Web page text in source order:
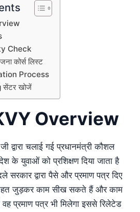
Check
कोर्स लिस्ट
Process
सेंटर खोजें
Overview
द्वारा चलाई गई प्रधानमंत्री कौशल
के युवाओं को प्रशिक्षण दिया जाता है
द्वारा पैसे और प्रमाण पत्र दिए
जुड़कर काम सीख सकते हैं और काम
प्रमाण पत्र भी मिलेगा इससे रिलेटेड